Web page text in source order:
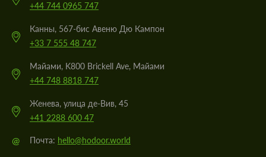
+44 744 0965 747
Канны, 567-бис Авеню Дю Кампон
+33 7 555 48 747
Майами, K800 Brickell Ave, Майами
+44 748 8818 747
Женева, улица де-Вив, 45
+41 2288 600 47
@ Почта: hello@hodoor.world